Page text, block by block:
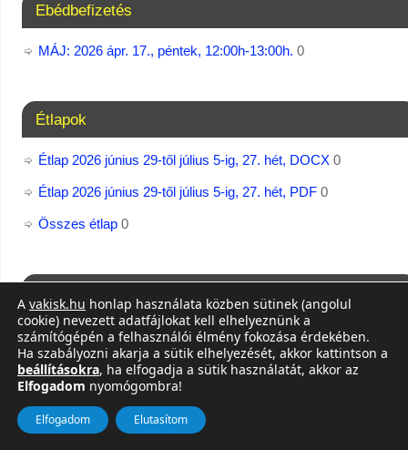
Ebédbefizetés
MÁJ: 2026 ápr. 17., péntek, 12:00h-13:00h. 0
Étlapok
Étlap 2026 június 29-től július 5-ig, 27. hét, DOCX0
Étlap 2026 június 29-től július 5-ig, 27. hét, PDF0
Összes étlap0
Fusion 2026.2606.27.400 x64
Jaws 2026.2606.132.400 x64
ZoomText 2026.2606.73.400​ x64
Ország licenc igénylés
A vakisk.hu honlap használata közben sütinek (angolul
cookie) nevezett adatfájlokat kell elhelyeznünk a
számítógépén a felhasználói élmény fokozása érdekében.
Ha szabályozni akarja a sütik elhelyezését, akkor kattintson a
beállításokra, ha elfogadja a sütik használatát, akkor az
Elfogadom nyomógombra!
Elfogadom Elutasítom